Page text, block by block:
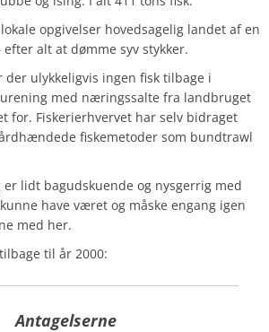
opgivelser hovedsagelig landet af en
alt at dømme syv stykker.
der ulykkeligvis ingen fisk tilbage i
med næringssalte fra landbruget
for. Fiskerierhvervet har selv bidraget
fiskemetoder som bundtrawl
er lidt bagudskuende og nysgerrig med
have været og måske engang igen
med her.
til år 2000:
Antagelserne